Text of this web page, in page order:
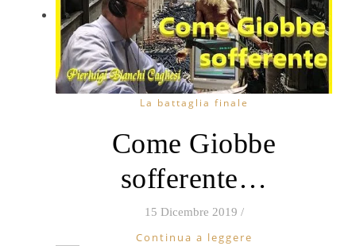
La battaglia finale
Come Giobbe
sofferente…
15 Dicembre 2019 /
Continua a leggere